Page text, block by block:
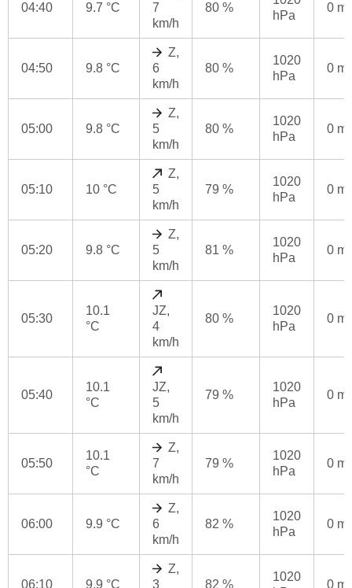
04:40 9.7 °C
7
km/h
80 %
hPa
0
04:50 9.8 °C
Z,
6
km/h
80 %
1020
hPa
0
05:00 9.8 °C
Z,
5
km/h
80 %
1020
hPa
0
05:10 10 °C
Z,
5
km/h
79 %
1020
hPa
0
05:20 9.8 °C
Z,
5
km/h
81 %
1020
hPa
0
05:30
10.1
°C
JZ,
4
km/h
80 %
1020
hPa
0
05:40
10.1
°C
JZ,
5
km/h
79 %
1020
hPa
0
05:50
10.1
°C
Z,
7
km/h
79 %
1020
hPa
0
06:00 9.9 °C
Z,
6
km/h
82 %
1020
hPa
0
06:10 9.9 °C
Z,
3
82 %
1020
0